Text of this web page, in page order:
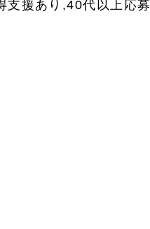
支援あり,40代以上応募